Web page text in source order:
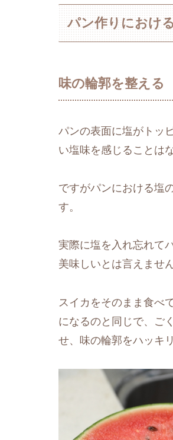
パン作りにおけ
味の輪郭を整える
パンの表面に塩がトッ
い塩味を感じることは
ですがパンにおける塩
す。
実際に塩を入れ忘れて
美味しいとは言えません
スイカをそのまま食べ
になるのと同じで、ご
せ、味の輪郭をハッキ